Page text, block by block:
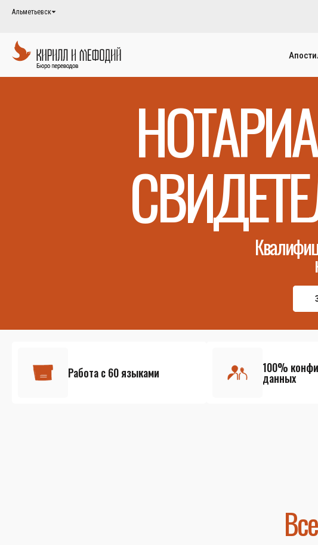
Альметьевск
Работа с 60 языками 100%
данных